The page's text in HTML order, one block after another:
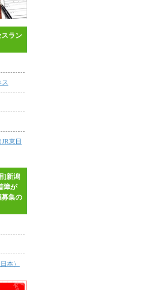
ラン
ス
東日
]新潟
障が
募集の
本）